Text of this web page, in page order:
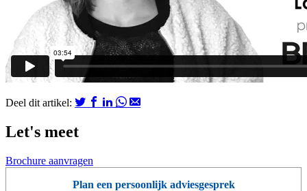
Deel dit artikel:
Let's meet
Brochure aanvragen
Plan een persoonlijk adviesgesprek